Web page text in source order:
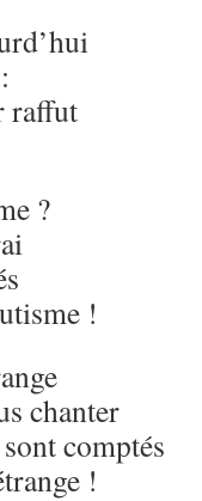
raffut
?
!
chanter
comptés
!